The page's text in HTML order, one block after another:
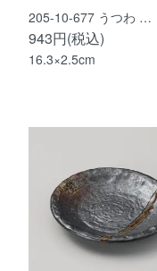
205-10-677 うつわ …
943円(税込)
16.3×2.5cm